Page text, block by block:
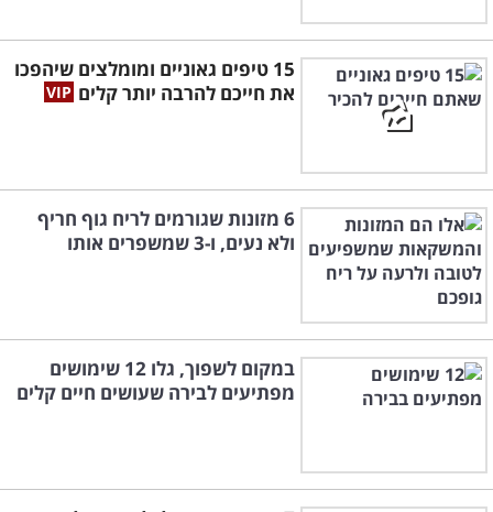
15 טיפים גאוניים ומומלצים שיהפכו
את חייכם להרבה יותר קלים
6 מזונות שגורמים לריח גוף חריף
ולא נעים, ו-3 שמשפרים אותו
במקום לשפוך, גלו 12 שימושים
מפתיעים לבירה שעושים חיים קלים